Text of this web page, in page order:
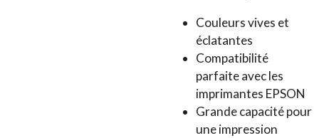
Couleurs vives et
éclatantes
Compatibilité
parfaite avec les
imprimantes EPSON
Grande capacité pour
une impression